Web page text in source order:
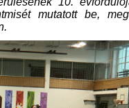
mutatott be,